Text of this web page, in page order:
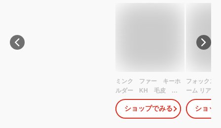
ミンク ファー キーホ
ルダー KH 毛皮 本
物 手触り良い 郵パケ
ット配送
ショップでみる
フォックス
ーム リアル
ホルダー フ
ム (1コ) | バ
ム キーリン
ショッ